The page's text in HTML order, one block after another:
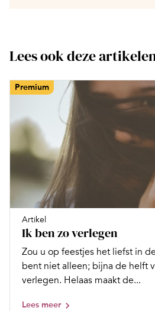
Lees ook deze
Premium
Artikel
Ik ben zo verlegen
Zou u op feestjes het liefst in
bent niet alleen; bijna de helft
verlegen. Helaas maakt de...
Lees meer